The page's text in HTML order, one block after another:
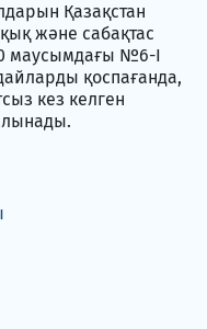
Қазақстан
және сабақтас
маусымдағы №6-I
қоспағанда,
кез келген